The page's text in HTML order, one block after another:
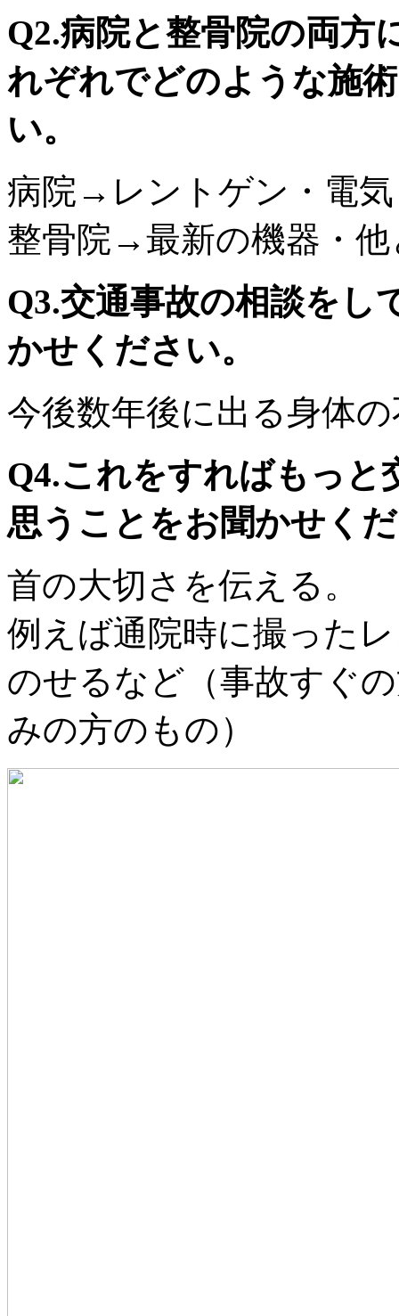
Q2.病院と整骨院の両方
れぞれでどのような施
い。
病院→レントゲン・電気
整骨院→最新の機器・他
Q3.交通事故の相談をし
かせください。
今後数年後に出る身体
Q4.これをすればもっと
思うことをお聞かせく
首の大切さを伝える。
例えば通院時に撮った
のせるなど（事故すぐ
みの方のもの）